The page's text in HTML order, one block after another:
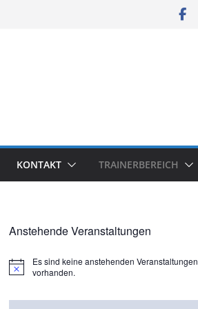
KONTAKT TRAINERBEREICH
Anstehende Veranstaltungen
H
Es sind keine anstehenden Veranstaltungen
vorhanden.